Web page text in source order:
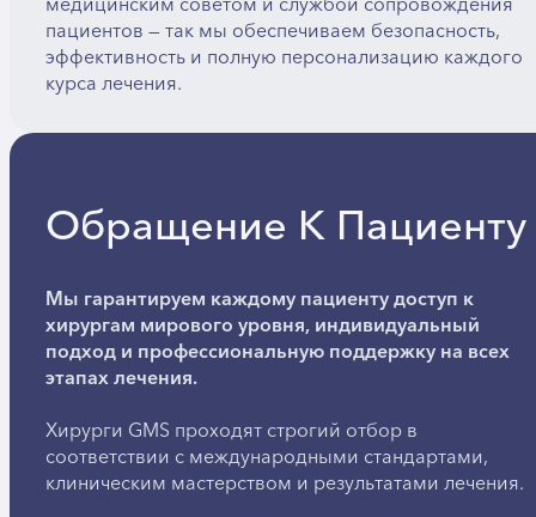
пациентов — так мы обеспечиваем безопасность,
эффективность и полную персонализацию каждого
курса лечения.
Обращение К Пациенту
Мы гарантируем каждому пациенту доступ к
хирургам мирового уровня, индивидуальный
подход и профессиональную поддержку на всех
этапах лечения.
Хирурги GMS проходят строгий отбор в
соответствии с международными стандартами,
клиническим мастерством и результатами лечения.